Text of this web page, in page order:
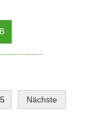
5
Nächste